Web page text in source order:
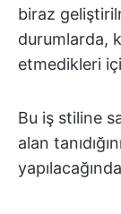
biraz
durumlarda,
etmedikleri
Bu iş stiline
alan